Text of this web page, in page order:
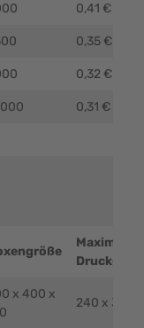
0,41 €
0,35 €
0,32 €
0,31 €
Maximale
x 400 x
240 x 30